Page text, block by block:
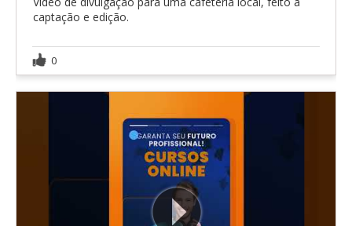
captação e edição.
0